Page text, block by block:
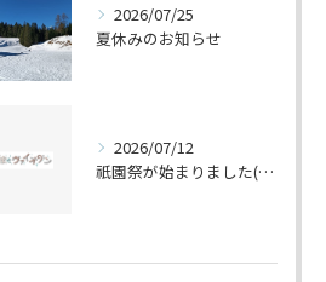
2026/07/25
夏休みのお知らせ
2026/07/12
祇園祭が始まりました(^^♪